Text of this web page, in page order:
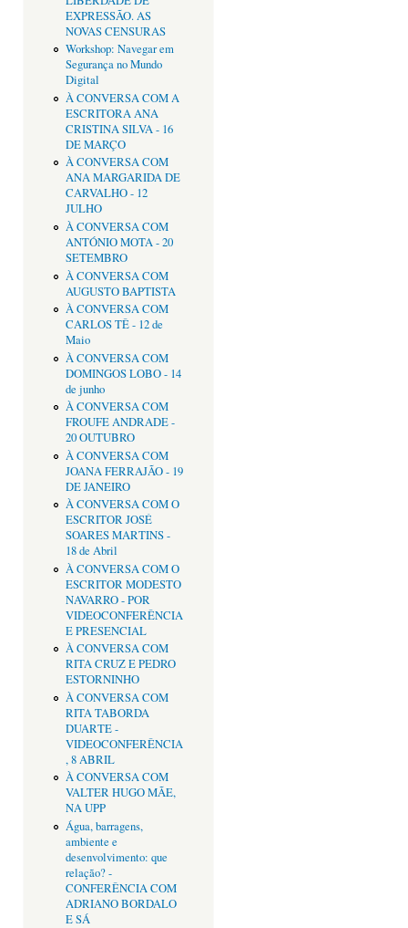
EXPRESSÃO. AS
NOVAS CENSURAS
Workshop: Navegar em
Segurança no Mundo
Digital
À CONVERSA COM A
ESCRITORA ANA
CRISTINA SILVA - 16
DE MARÇO
À CONVERSA COM
ANA MARGARIDA DE
CARVALHO - 12
JULHO
À CONVERSA COM
ANTÓNIO MOTA - 20
SETEMBRO
À CONVERSA COM
AUGUSTO BAPTISTA
À CONVERSA COM
CARLOS TÊ - 12 de
Maio
À CONVERSA COM
DOMINGOS LOBO - 14
de junho
À CONVERSA COM
FROUFE ANDRADE -
20 OUTUBRO
À CONVERSA COM
JOANA FERRAJÃO - 19
DE JANEIRO
À CONVERSA COM O
ESCRITOR JOSÉ
SOARES MARTINS -
18 de Abril
À CONVERSA COM O
ESCRITOR MODESTO
NAVARRO - POR
VIDEOCONFERÊNCIA
E PRESENCIAL
À CONVERSA COM
RITA CRUZ E PEDRO
ESTORNINHO
À CONVERSA COM
RITA TABORDA
DUARTE -
VIDEOCONFERÊNCIA
, 8 ABRIL
À CONVERSA COM
VALTER HUGO MÃE,
NA UPP
Água, barragens,
ambiente e
desenvolvimento: que
relação? -
CONFERÊNCIA COM
ADRIANO BORDALO
E SÁ